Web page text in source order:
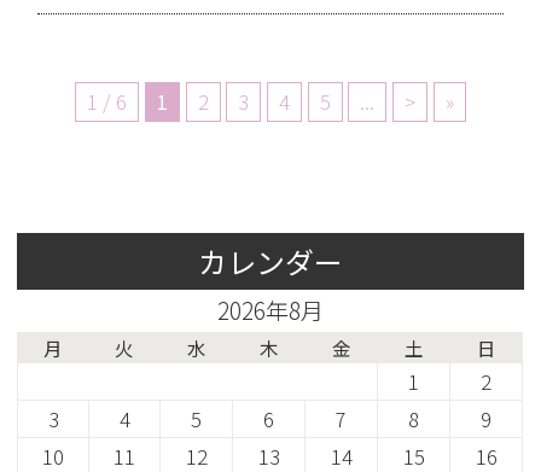
1 / 6 1 2 3 4 5 ... > »
カレンダー
2026年8月
月 火 水 木 金 土 日
1
2
3
4 5 6 7 8
9
10
11 12 13 14 15
16